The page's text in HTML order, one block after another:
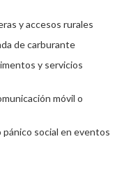
y accesos rurales
de carburante
y servicios
móvil o
social en eventos